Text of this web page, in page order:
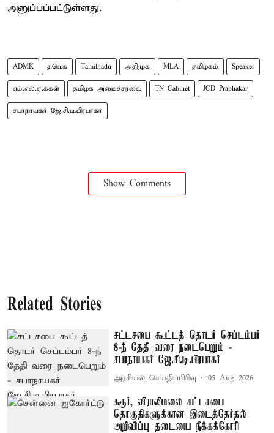
அனுப்பப்பட்டுள்ளது.
ADMK தவெக Tamilnadu அதிமுக MLA தமிழகம் Speaker
எம்.எல்.ஏ.க்கள் தமிழக அமைச்சரவை TN Cabinet JCD Prabhakar
சபாநாயகர் ஜே.சி.டி.பிரபாகர்
Show Comments
Related Stories
சட்டசபை கூட்டத் தொடர் செப்டம்பர்
8-ந் தேதி வரை நடைபெறும் -
சபாநாயகர் ஜே.சி.டி.பிரபாகர்
அரசியல் செய்திப்பிரிவு 05 Aug 2026
கரூர், விராலிமலை சட்டசபை
தொகுதிகளுக்கான இடைத்தேர்தல்
அறிவிப்பு தடையை நீக்கக்கோரி